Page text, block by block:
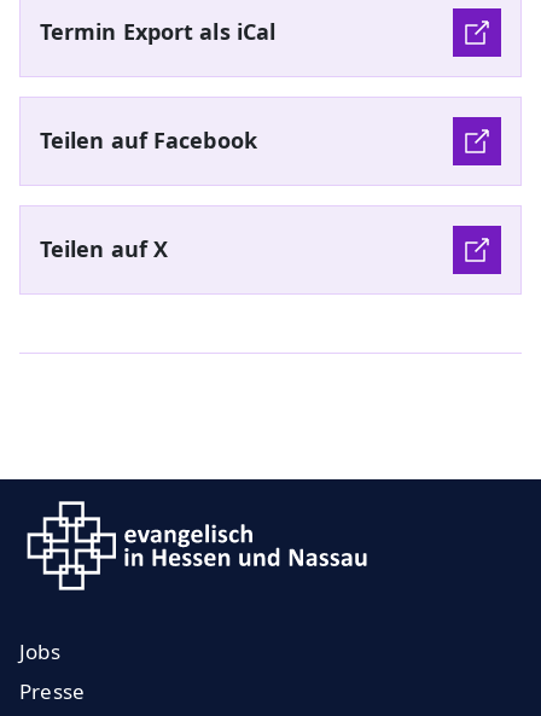
Termin Export als iCal
Teilen auf Facebook
Teilen auf X
Jobs
Presse